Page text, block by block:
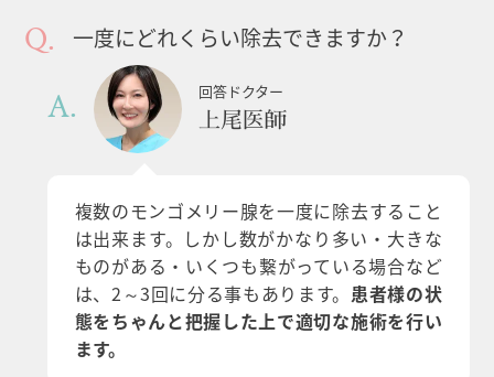
一度にどれくらい除去できますか？
回答ドクター
上尾医師
複数のモンゴメリー腺を一度に除去すること
は出来ます。しかし数がかなり多い・大きな
ものがある・いくつも繋がっている場合など
は、2～3回に分る事もあります。 患者様の状
態をちゃんと把握した上で適切な施術を行い
ます。